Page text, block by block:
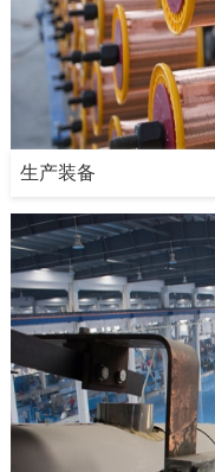
生产装备